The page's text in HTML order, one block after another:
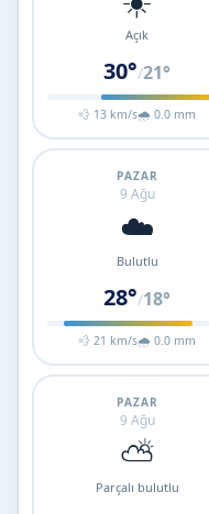
Açık
30°/21°
💨 13 km/s🌧 0.0 mm
PAZAR
9 Ağu
☁️
Bulutlu
28°/18°
💨 21 km/s🌧 0.0 mm
PAZAR
9 Ağu
⛅
Parçalı bulutlu